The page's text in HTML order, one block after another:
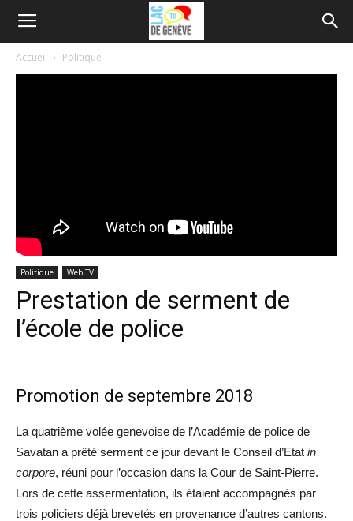
Accueil Politique
Politique Web TV
Prestation de serment de
l’école de police
Promotion de septembre 2018
La quatrième volée genevoise de l’Académie de police de
Savatan a prêté serment ce jour devant le Conseil d’Etat in
corpore, réuni pour l’occasion dans la Cour de Saint-Pierre.
Lors de cette assermentation, ils étaient accompagnés par
trois policiers déjà brevetés en provenance d’autres cantons.